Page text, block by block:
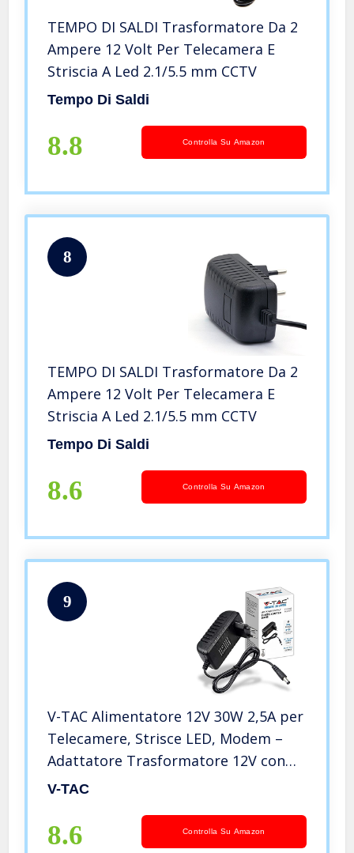
TEMPO DI SALDI Trasformatore Da 2
Ampere 12 Volt Per Telecamera E
Striscia A Led 2.1/5.5 mm CCTV
Tempo Di Saldi
8.8 Controlla Su Amazon
8
TEMPO DI SALDI Trasformatore Da 2
Ampere 12 Volt Per Telecamera E
Striscia A Led 2.1/5.5 mm CCTV
Tempo Di Saldi
8.6 Controlla Su Amazon
9
V-TAC Alimentatore 12V 30W 2,5A per
Telecamere, Strisce LED, Modem –
Adattatore Trasformatore 12V con
Spina Corrente Casa per Schermi e
AC 100-240V 50/60Hz, Nero
V-TAC
8.6 Controlla Su Amazon